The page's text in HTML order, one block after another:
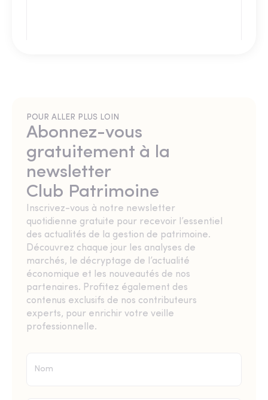
POUR ALLER PLUS LOIN
Abonnez-vous
gratuitement à la
newsletter
Club Patrimoine
Inscrivez-vous à notre newsletter
quotidienne gratuite pour recevoir l’essentiel
des actualités de la gestion de patrimoine.
Découvrez chaque jour les analyses de
marchés, le décryptage de l’actualité
économique et les nouveautés de nos
partenaires. Profitez également des
contenus exclusifs de nos contributeurs
experts, pour enrichir votre veille
professionnelle.